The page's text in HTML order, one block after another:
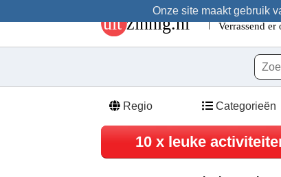
Onze site maakt gebruik
Regio Categorieën
10 x leuke